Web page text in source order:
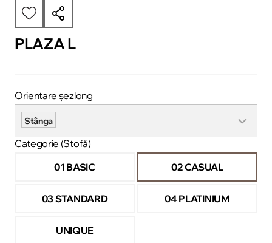
PLAZA L
Orientare șezlong
Stânga
Categorie (Stofă)
01 BASIC
02 CASUAL
03 STANDARD 04 PLATINIUM
UNIQUE